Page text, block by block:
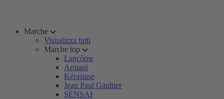
Marche
Visualizza tutti
Marche top
Lancôme
Armani
Kérastase
Jean Paul Gaultier
SENSAI